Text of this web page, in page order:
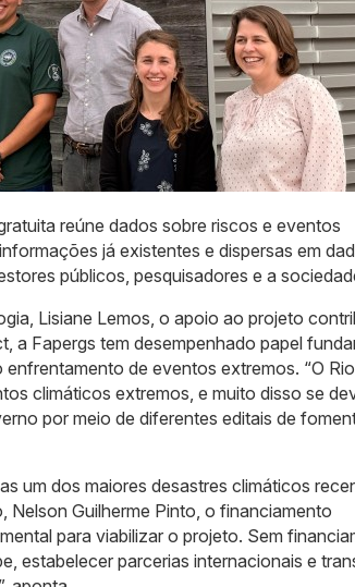
reúne dados sobre riscos e eventos
já existentes e dispersas em
públicos, pesquisadores e a
Lisiane Lemos, o apoio ao projeto
a Fapergs tem desempenhado papel
de eventos extremos. “O Rio
climáticos extremos, e muito disso se
por meio de diferentes editais de
um dos maiores desastres climáticos
Guilherme Pinto, o financiamento
para viabilizar o projeto. Sem
estabelecer parcerias internacionais e